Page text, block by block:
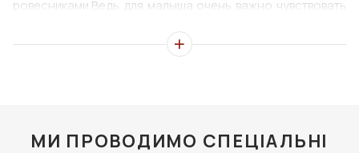
ровесниками.Ведь для малыша очень важно чувствовать
ощущение признания его нового модного стиля.
коллекции много ярких моделей множества размеров и
МИ ПРОВОДИМО СПЕЦІАЛЬНІ